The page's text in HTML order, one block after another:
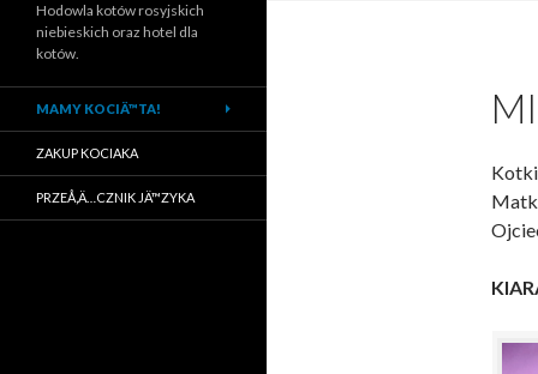
Hodowla kotów rosyjskich
niebieskich oraz hotel dla
kotów.
MAMY KOCIÄ™TA!
ZAKUP KOCIAKA
PRZEÅ‚Ä…CZNIK JÄ™ZYKA